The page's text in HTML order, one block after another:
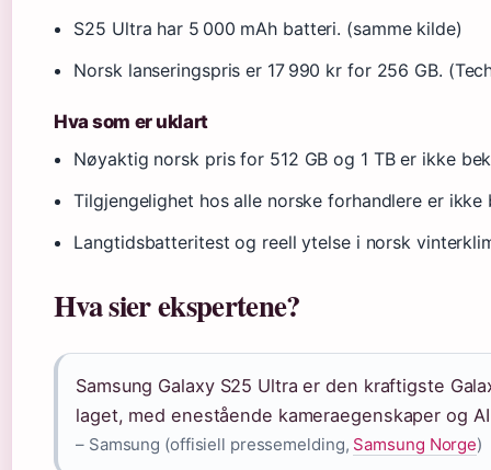
S25 Ultra har 5 000 mAh batteri. (samme kilde)
Norsk lanseringspris er 17 990 kr for 256 GB.
Hva som er uklart
Nøyaktig norsk pris for 512 GB og 1 TB er ikke
Tilgjengelighet hos alle norske forhandlere er ikke
Langtidsbatteritest og reell ytelse i norsk
Hva sier ekspertene?
Samsung Galaxy S25 Ultra er den kraftigste
laget, med enestående kameraegenskaper og
– Samsung (offisiell pressemelding, Samsung Norge)